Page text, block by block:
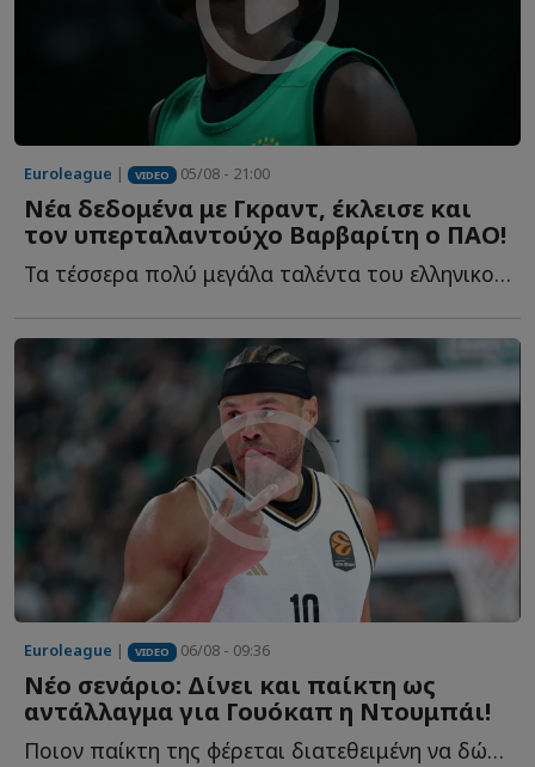
Euroleague | VIDEO 05/08 - 21:00
Νέα δεδομένα με Γκραντ, έκλεισε και
τον υπερταλαντούχο Βαρβαρίτη ο ΠΑΟ!
Τα τέσσερα πολύ μεγάλα ταλέντα του ελληνικού μπάσκετ, η...
Euroleague | VIDEO 06/08 - 09:36
Νέο σενάριο: Δίνει και παίκτη ως
αντάλλαγμα για Γουόκαπ η Ντουμπάι!
Ποιον παίκτη της φέρεται διατεθειμένη να δώσει στον Ο...